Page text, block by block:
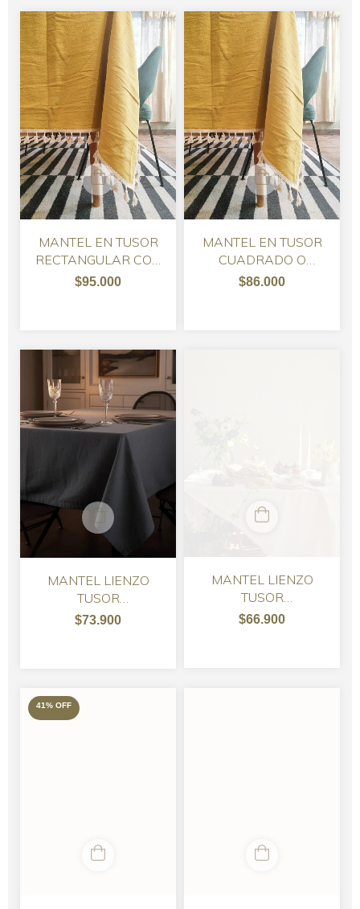
MANTEL EN TUSOR
RECTANGULAR CON
PENACHOS Y
$95.000
MANTEL EN TUSOR
CUADRADO O
REDONDO CON
$86.000
MANTEL LIENZO
TUSOR
RECTANGULAR - CON
$73.900
MANTEL LIENZO
TUSOR
RECTANGULAR -
$66.900
41% OFF